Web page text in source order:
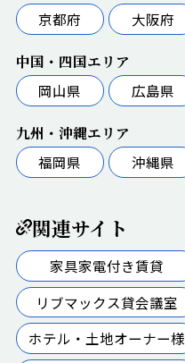
京都府
大阪府
中国・四国エリア
岡山県
広島県
九州・沖縄エリア
福岡県
沖縄県
関連サイト
家具家電付き賃貸
リブマックス貸会議室
ホテル・土地オーナー様